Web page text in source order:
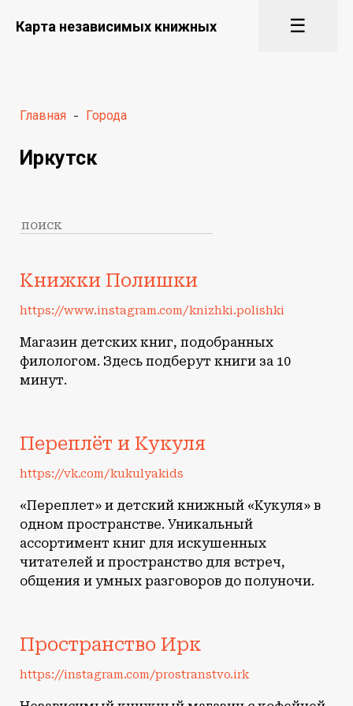
Карта независимых книжных ☰
Главная - Города
Иркутск
Книжки Полишки
https://www.instagram.com/knizhki.polishki
Магазин детских книг, подобранных
филологом. Здесь подберут книги за 10
минут.
Переплёт и Кукуля
https://vk.com/kukulyakids
«Переплет» и детский книжный «Кукуля» в
одном пространстве. Уникальный
ассортимент книг для искушенных
читателей и пространство для встреч,
общения и умных разговоров до полуночи.
Пространство Ирк
https://instagram.com/prostranstvo.irk